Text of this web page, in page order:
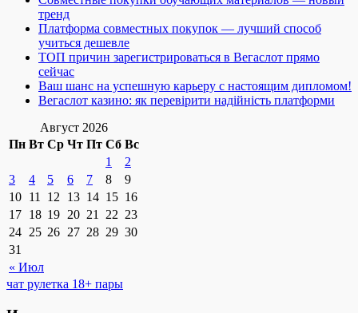
тренд
Платформа совместных покупок — лучший способ
учиться дешевле
ТОП причин зарегистрироваться в Вегаслот прямо
сейчас
Ваш шанс на успешную карьеру с настоящим дипломом!
Вегаслот казино: як перевірити надійність платформи
Август 2026
Пн Вт Ср Чт Пт Сб Вс
« Июл
1
2
3
4 5 6 7 8
9
10 11 12 13 14 15 16
17 18 19 20 21 22 23
24 25 26 27 28 29 30
31
чат рулетка 18+ пары